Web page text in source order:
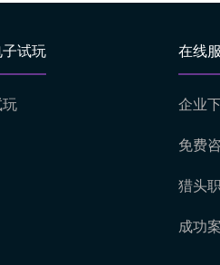
子试玩
玩
在线
企业
免费
猎头
成功